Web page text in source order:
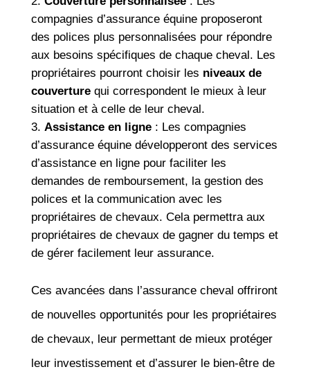
compagnies d’assurance équine proposeront
des polices plus personnalisées pour répondre
aux besoins spécifiques de chaque cheval. Les
propriétaires pourront choisir les niveaux de
couverture qui correspondent le mieux à leur
situation et à celle de leur cheval.
Assistance en ligne: Les compagnies
d’assurance équine développeront des services
d’assistance en ligne pour faciliter les
demandes de remboursement, la gestion des
polices et la communication avec les
propriétaires de chevaux. Cela permettra aux
propriétaires de chevaux de gagner du temps et
de gérer facilement leur assurance.
Ces avancées dans l’assurance cheval offriront
de nouvelles opportunités pour les propriétaires
de chevaux, leur permettant de mieux protéger
leur investissement et d’assurer le bien-être de